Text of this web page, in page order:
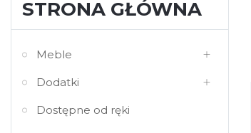
STRONA GŁÓWNA
Meble
Dodatki
Dostępne od ręki